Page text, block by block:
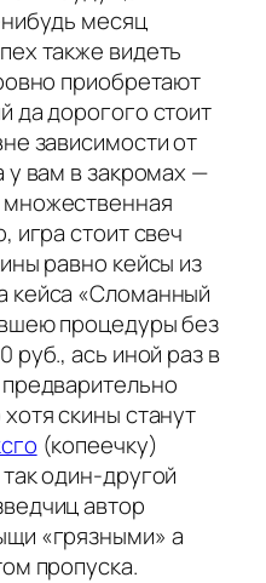
месяц
также видеть
приобретают
да дорогого стоит
зависимости от
у вам в закромах —
игра стоит свеч
равно кейсы из
кейса «Сломанный
процедуры без
руб., ась иной раз в
скины станут
(копеечку)
один-другой
автор
«грязными» а
пропуска.